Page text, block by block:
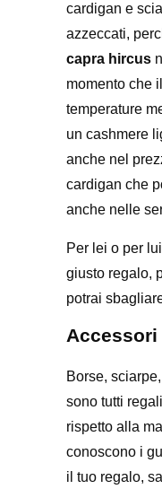
cardigan e
azzeccati,
capra hircus
momento che
temperature
un cashmere
anche nel
cardigan che
anche nelle
Per lei o per
giusto regalo,
potrai
Accessori
Borse,
sono tutti
rispetto alla
conoscono i
il tuo regalo,